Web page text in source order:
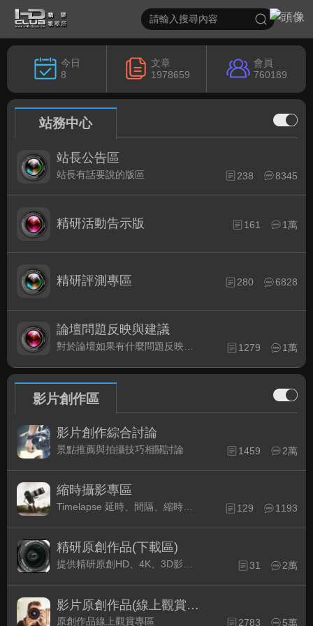
今日
8
文章
1978659
會員
760189
站務中心
站長公告區
站長有話要說的版區 238 8345
精研活動告示版 161 1萬
精研評測專區 280 6828
論壇問題反映與建議
對於論壇如果有什麼問題反映或是建議, 竭誠歡迎在這裡盡情發表 1279 1萬
影片創作區
影片創作綜合討論
景點推薦與拍攝技巧相關討論 1459 2萬
縮時攝影專區
129 1193
精研原創作品(下載區)
提供精研原創HD、4K、3D影片作品下載專區 31 2萬
影片原創作品(線上觀賞區)
原創作品線上觀賞專區 2783 5萬